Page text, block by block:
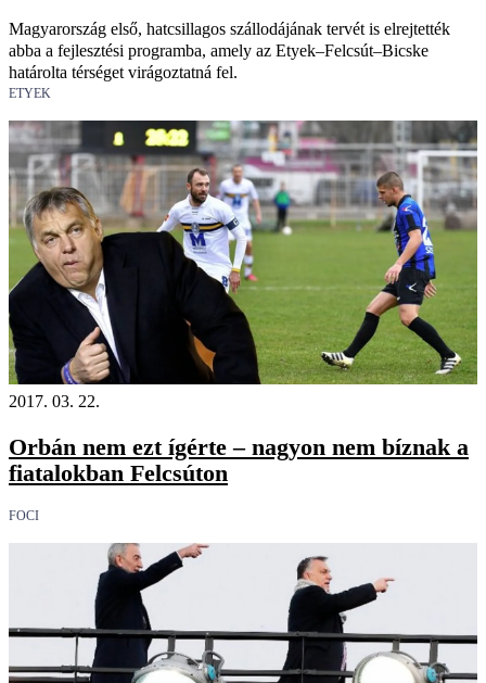
Magyarország első, hatcsillagos szállodájának tervét is elrejtették
abba a fejlesztési programba, amely az Etyek–Felcsút–Bicske
határolta térséget virágoztatná fel.
ETYEK
2017. 03. 22.
Orbán nem ezt ígérte – nagyon nem bíznak a
fiatalokban Felcsúton
FOCI